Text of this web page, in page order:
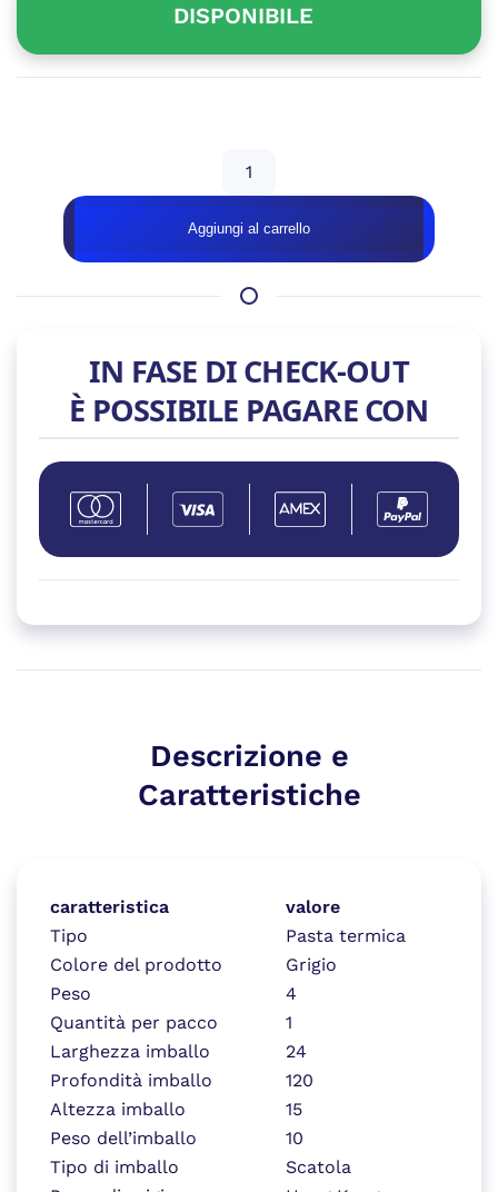
DISPONIBILE
MX-
6
4g
Aggiungi al carrello
IN FASE DI CHECK-OUT
È POSSIBILE PAGARE CON
Descrizione e
Caratteristiche
caratteristica
valore
Tipo
Pasta termica
Colore del prodotto
Grigio
Peso
4
Quantità per pacco
1
Larghezza imballo
24
Profondità imballo
120
Altezza imballo
15
Peso dell’imballo
10
Tipo di imballo
Scatola